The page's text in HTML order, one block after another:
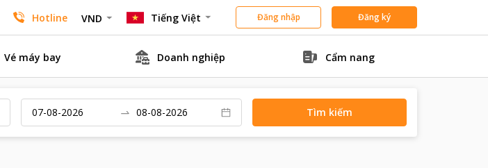
Hotline VND Tiếng Việt Đăng nhập Đăng ký
Vé máy bay Doanh nghiệp Cẩm nang
Tìm kiếm